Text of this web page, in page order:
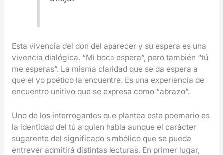
Esta vivencia del don del aparecer y su espera es una
vivencia dialógica. “Mi boca espera”, pero también “tú
me esperas”. La misma claridad que se da espera a
que el yo poético la encuentre. Es una experiencia de
encuentro unitivo que se expresa como “abrazo”.
Uno de los interrogantes que plantea este poemario es
la identidad del tú a quien habla aunque el carácter
sugerente del significado simbólico que se pueda
entrever admitirá distintas lecturas. En primer lugar,